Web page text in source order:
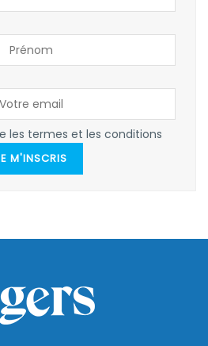
les termes et les conditions
M'INSCRIS